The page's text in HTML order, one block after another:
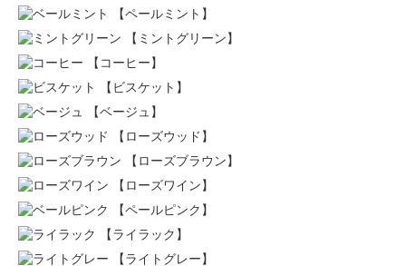
【ペールミント】
【ミントグリーン】
【コーヒー】
【ビスケット】
【ベージュ】
【ローズウッド】
【ローズブラウン】
【ローズワイン】
【ペールピンク】
【ライラック】
【ライトグレー】